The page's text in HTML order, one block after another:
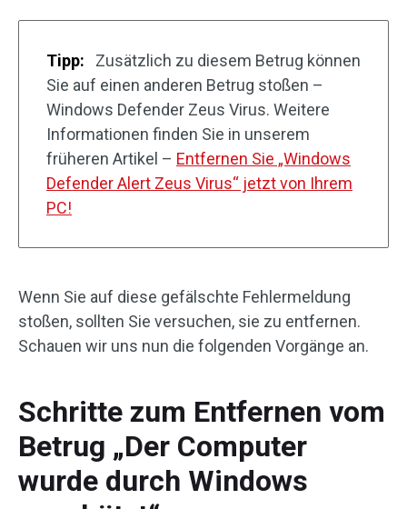
Tipp:
Zusätzlich zu diesem Betrug können
Sie auf einen anderen Betrug stoßen –
Windows Defender Zeus Virus. Weitere
Informationen finden Sie in unserem
früheren Artikel – Entfernen Sie „Windows
Defender Alert Zeus Virus“ jetzt von Ihrem
PC!
Wenn Sie auf diese gefälschte Fehlermeldung
stoßen, sollten Sie versuchen, sie zu entfernen.
Schauen wir uns nun die folgenden Vorgänge an.
Schritte zum Entfernen vom
Betrug „Der Computer
wurde durch Windows